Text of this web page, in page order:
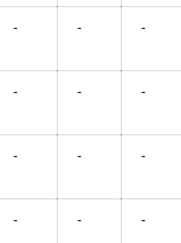
- - -
- - -
- - -
- - -